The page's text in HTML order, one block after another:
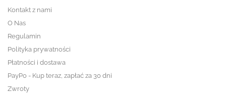
Kontakt z nami
O Nas
Regulamin
Polityka prywatności
Płatności i dostawa
PayPo - Kup teraz, zapłać za 30 dni
Zwroty